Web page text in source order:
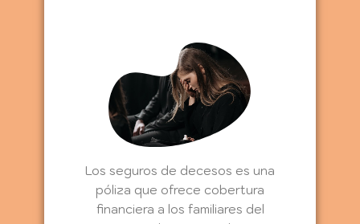
Los seguros de decesos es una
póliza que ofrece cobertura
financiera a los familiares del